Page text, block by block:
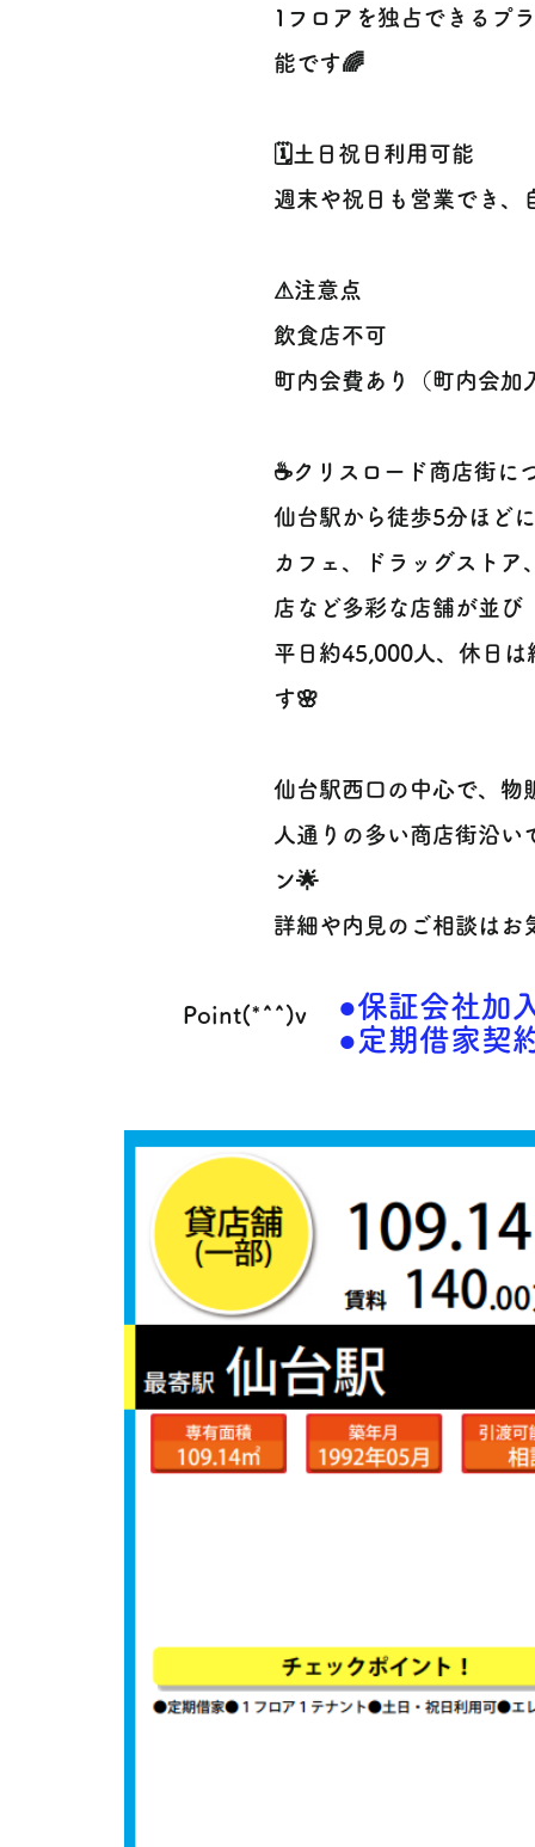
1フロアを独占できるプ
能です🌈
🗓土日祝日利用可能
週末や祝日も営業でき、
⚠注意点
飲食店不可
町内会費あり（町内会加
☕クリスロード商店街に
仙台駅から徒歩5分ほど
カフェ、ドラッグストア
店など多彩な店舗が並び
平日約45,000人、休日
す🌸
仙台駅西口の中心で、物
人通りの多い商店街沿い
ン🌟
詳細や内見のご相談はお
Point(*^^)v
●保証会社加
●定期借家契